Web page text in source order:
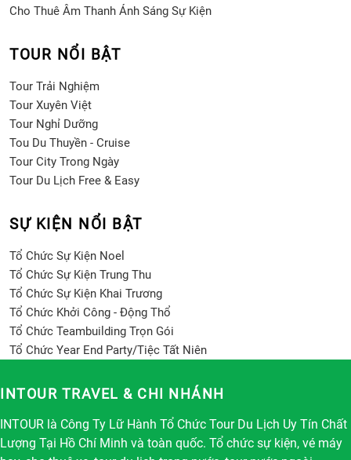
Cho Thuê Âm Thanh Ánh Sáng Sự Kiện
TOUR NỔI BẬT
Tour Trải Nghiệm
Tour Xuyên Việt
Tour Nghỉ Dưỡng
Tou Du Thuyền - Cruise
Tour City Trong Ngày
Tour Du Lịch Free & Easy
SỰ KIỆN NỔI BẬT
Tổ Chức Sự Kiện Noel
Tổ Chức Sự Kiện Trung Thu
Tổ Chức Sự Kiện Khai Trương
Tổ Chức Khởi Công - Động Thổ
Tổ Chức Teambuilding Trọn Gói
Tổ Chức Year End Party/Tiệc Tất Niên
INTOUR TRAVEL & CHI NHÁNH
INTOUR là Công Ty Lữ Hành Tổ Chức Tour Du Lịch Uy Tín Chất
Lượng Tại Hồ Chí Minh và toàn quốc. Tổ chức sự kiện, vé máy